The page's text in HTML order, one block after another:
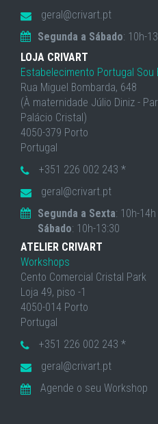
geral@crivart.pt
Segunda a Sábado: 10h-
LOJA CRIVART
Estabelecimento Portugal Sou
Rua Miguel Bombarda, 648
(À maternidade Júlio Diniz -
Palácio Cristal)
4050-379 Porto
Portugal
+351 226 002 243 *
geral@crivart.pt
Segunda a Sexta: 10h-
Sábado: 10h-13:30
ATELIER CRIVART
Workshops
Cento Comercial Cristal Park
Loja 49, piso -1
4050-014 Porto
Portugal
+351 226 002 243 *
geral@crivart.pt
Agende o seu Workshop